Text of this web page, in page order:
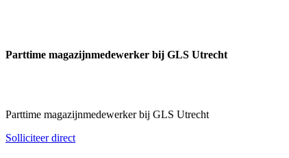
Parttime magazijnmedewerker bij GLS Utrecht
Parttime magazijnmedewerker bij GLS Utrecht
Solliciteer direct